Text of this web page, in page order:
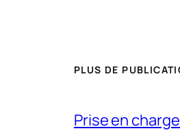
PLUS DE
Prise en